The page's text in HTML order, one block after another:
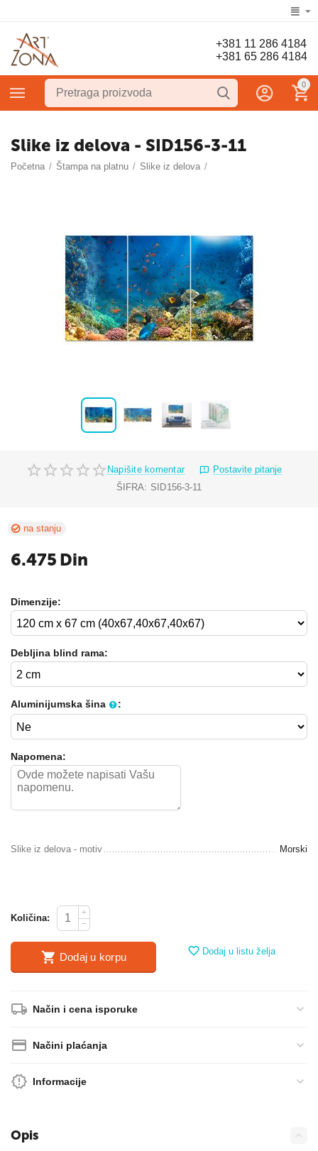
+381 11 286 4184
+381 65 286 4184
0
Slike iz delova - SID156-3-11
Početna / Štampa na platnu / Slike iz delova /
Napišite komentar
Postavite pitanje
ŠIFRA: SID156-3-11
na stanju
6.475 Din
Dimenzije:
Debljina blind rama:
Aluminijumska šina :
Napomena:
Slike iz delova - motiv Morski
Količina:
+
−
Dodaj u korpu Dodaj u listu želja
Način i cena isporuke
Načini plaćanja
Informacije
Opis